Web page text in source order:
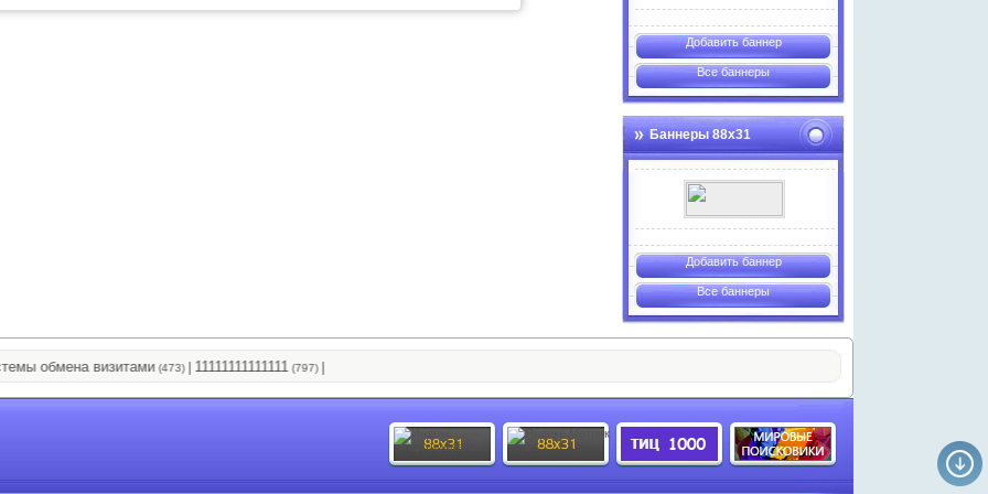
Добавить баннер
Все баннеры
Баннеры 88х31
Добавить баннер
Все баннеры
обмена визитами(473)|11111111111111(797)|